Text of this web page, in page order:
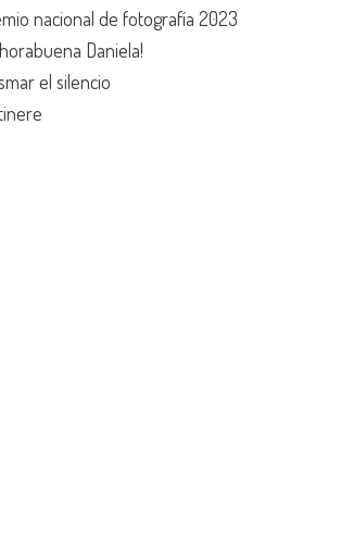
nacional de fotografía 2023
Daniela!
el silencio